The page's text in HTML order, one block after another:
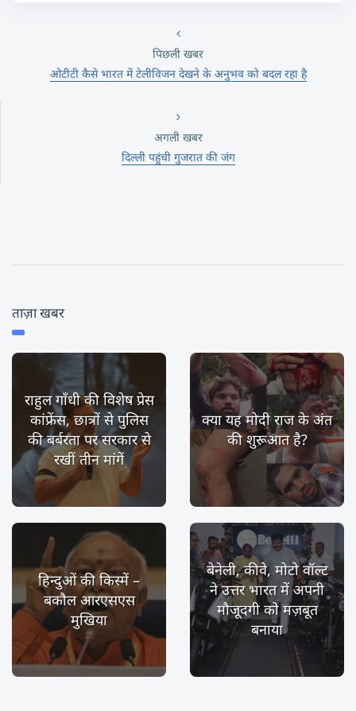
पिछली खबर
ओटीटी कैसे भारत में टेलीविजन देखने के अनुभव को बदल रहा है
अगली खबर
दिल्ली पहुंची गुजरात की जंग
ताज़ा खबर
राहुल गाँधी की विशेष प्रेस
कांफ्रेंस, छात्रों से पुलिस
की बर्बरता पर सरकार से
रखीं तीन मांगें
क्या यह मोदी राज के अंत
की शुरूआत है?
हिन्दुओं की किस्में –
बकौल आरएसएस
मुखिया
बेनेली, कीवे, मोटो वॉल्ट
ने उत्तर भारत में अपनी
मौजूदगी को मज़बूत
बनाया